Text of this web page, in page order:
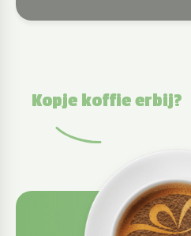
Kopje koffie erbij?